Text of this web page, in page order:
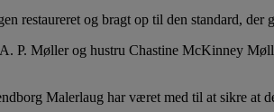
restaureret og bragt op til den standard,
P. Møller og hustru Chastine McKinney
Malerlaug har været med til at sikre at